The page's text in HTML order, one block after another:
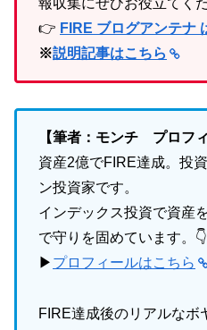
👉 FIRE ブログアンテナ
※説明記事はこちら
【筆者：モンチ プロフィ
資産2億でFIRE達成。投
ン投資家です。
インデックス投資で資産
で守りを固めています。👇
▶ プロフィールはこちら
FIRE達成後のリアルなボ